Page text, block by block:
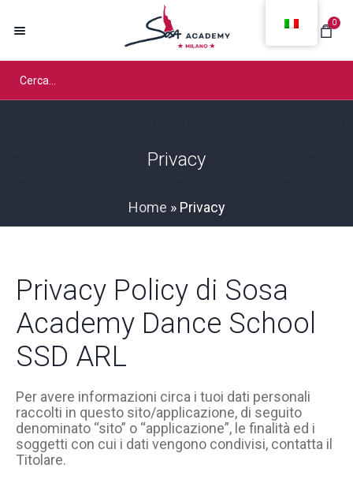
0
Privacy
Home » Privacy
Privacy Policy di Sosa
Academy Dance School
SSD ARL
Per avere informazioni circa i tuoi dati personali
raccolti in questo sito/applicazione, di seguito
denominato “sito” o “applicazione”, le finalità ed i
soggetti con cui i dati vengono condivisi, contatta il
Titolare.